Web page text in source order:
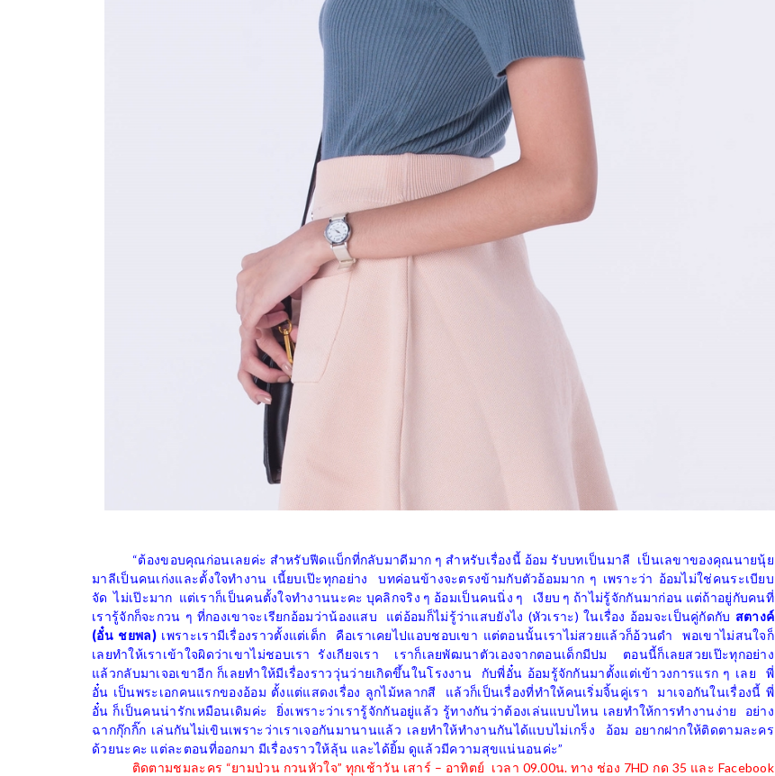
“ต้องขอบคุณก่อนเลยค่ะ สำหรับฟีดแบ็กที่กลับมาดีมาก ๆ สำหรับเรื่องนี้ อ้อม รับบทเป็นมาลี เป็นเลขาของคุณนายนุ้ย
มาลีเป็นคนเก่งและตั้งใจทำงาน เนี้ยบเป๊ะทุกอย่าง
บทค่อนข้างจะตรงข้ามกับตัวอ้อมมาก ๆ เพราะว่า อ้อมไม่ใช่คนระเบียบ
จัด ไม่เป๊ะมาก แต่เราก็เป็นคนตั้งใจทำงานนะคะ บุคลิกจริง ๆ อ้อมเป็นคนนิ่ง ๆ
เงียบ ๆ ถ้าไม่รู้จักกันมาก่อน แต่ถ้าอยู่กับคนที่
เรารู้จักก็จะกวน ๆ ที่กองเขาจะเรียกอ้อมว่าน้องแสบ
แต่อ้อมก็ไม่รู้ว่าแสบยังไง (หัวเราะ) ในเรื่อง อ้อมจะเป็นคู่กัดกับ สตางค์
(อั๋น ชยพล)เพราะเรามีเรื่องราวตั้งแต่เด็ก คือเราเคยไปแอบชอบเขา แต่ตอนนั้นเราไม่สวยแล้วก็อ้วนดำ
พอเขาไม่สนใจก็
เลยทำให้เราเข้าใจผิดว่าเขาไม่ชอบเรา รังเกียจเรา
เราก็เลยพัฒนาตัวเองจากตอนเด็กมีปม
ตอนนี้ก็เลยสวยเป๊ะทุกอย่าง
แล้วกลับมาเจอเขาอีก ก็เลยทำให้มีเรื่องราววุ่นว่ายเกิดขึ้นในโรงงาน
กับพี่อั๋น อ้อมรู้จักกันมาตั้งแต่เข้าวงการแรก ๆ เลย
พี่
อั๋น เป็นพระเอกคนแรกของอ้อม ตั้งแต่แสดงเรื่อง ลูกไม้หลากสี
แล้วก็เป็นเรื่องที่ทำให้คนเริ่มจิ้นคู่เรา
มาเจอกันในเรื่องนี้ พี่
อั๋น ก็เป็นคนน่ารักเหมือนเดิมค่ะ
ยิ่งเพราะว่าเรารู้จักกันอยู่แล้ว รู้ทางกันว่าต้องเล่นแบบไหน เลยทำให้การทำงานง่าย
อย่าง
ฉากกุ๊กกิ๊ก เล่นกันไม่เขินเพราะว่าเราเจอกันมานานแล้ว เลยทำให้ทำงานกันได้แบบไม่เกร็ง
อ้อม อยากฝากให้ติดตามละคร
ด้วยนะคะ แต่ละตอนที่ออกมา มีเรื่องราวให้ลุ้น และได้ยิ้ม ดูแล้วมีความสุขแน่นอนค่ะ”
ติดตามชมละคร “ยามป่วน กวนหัวใจ” ทุกเช้าวัน เสาร์ – อาทิตย์ เวลา 09.00น.ทาง ช่อง 7HD กด 35 และ Facebook